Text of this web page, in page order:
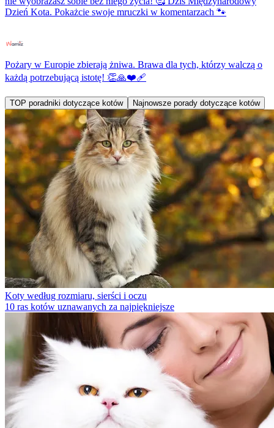
Dzień Kota. Pokażcie swoje mruczki w komentarzach 🐾
Pożary w Europie zbierają żniwa. Brawa dla tych, którzy walczą o
każdą potrzebującą istotę! 👏🙏❤️‍🩹
TOP poradniki dotyczące kotów Najnowsze porady dotyczące kotów
Koty według rozmiaru, sierści i oczu
10 ras kotów uznawanych za najpiękniejsze